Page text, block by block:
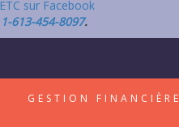
1-613-454-8097.
GESTION FINANCIÈRE